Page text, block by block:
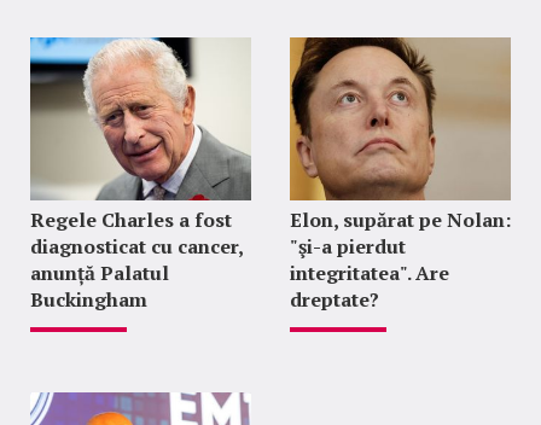
Regele Charles a fost
diagnosticat cu cancer,
anunță Palatul
Buckingham
Elon, supărat pe Nolan:
"şi-a pierdut
integritatea". Are
dreptate?